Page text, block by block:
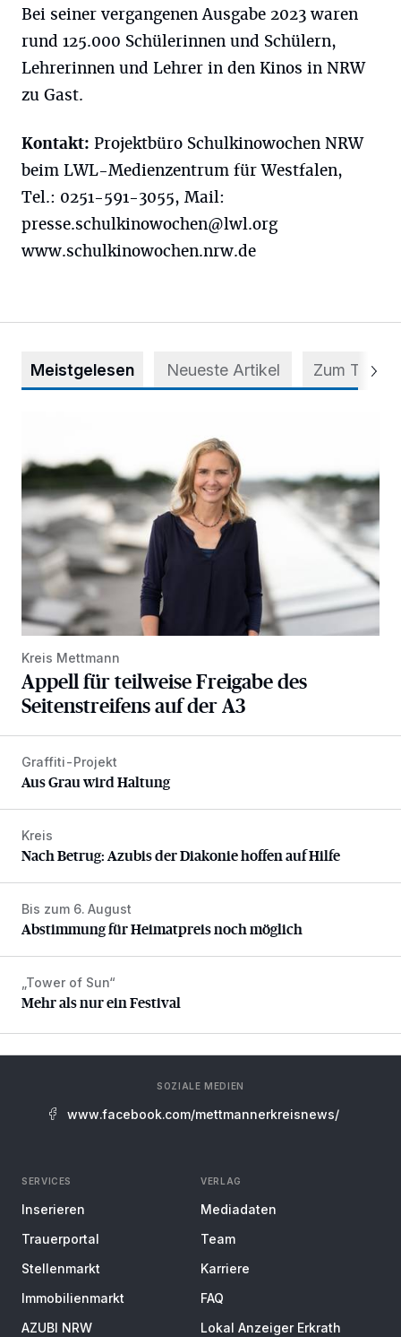
Bei seiner vergangenen Ausgabe 2023 waren
rund 125.000 Schülerinnen und Schülern,
Lehrerinnen und Lehrer in den Kinos in NRW
zu Gast.
Kontakt: Projektbüro Schulkinowochen NRW
beim LWL-Medienzentrum für Westfalen,
Tel.: 0251-591-3055, Mail:
presse.schulkinowochen@lwl.org
www.schulkinowochen.nrw.de
Meistgelesen Neueste Artikel Zum Thema
Kreis Mettmann
Appell für teilweise Freigabe des
Seitenstreifens auf der A3
Aus Grau wird Haltung
Graffiti-Projekt
Aus Grau wird Haltung
Nach Betrug: Azubis der Diakonie hoffen auf Hilfe
Kreis
Nach Betrug: Azubis der Diakonie hoffen auf Hilfe
Abstimmung für Heimatpreis noch möglich
Bis zum 6. August
Abstimmung für Heimatpreis noch möglich
Mehr als nur ein Festival
„Tower of Sun“
Mehr als nur ein Festival
SOZIALE MEDIEN
www.facebook.com/mettmannerkreisnews/
SERVICES
Inserieren
Trauerportal
Stellenmarkt
Immobilienmarkt
AZUBI NRW
VERLAG
Mediadaten
Team
Karriere
FAQ
Lokal Anzeiger Erkrath